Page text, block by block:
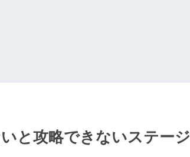
と攻略できないステージ